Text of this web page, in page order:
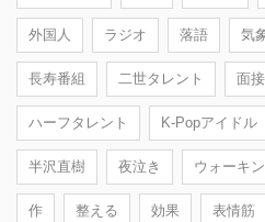
外国人 ラジオ 落語 気
長寿番組 二世タレント 面接
ハーフタレント K-Popアイドル
半沢直樹 夜泣き ウォーキ
作 整える 効果 表情筋